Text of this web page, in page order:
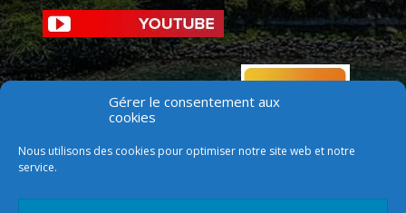
Gérer le consentement aux
cookies
Nous utilisons des cookies pour optimiser notre site web et notre
service.